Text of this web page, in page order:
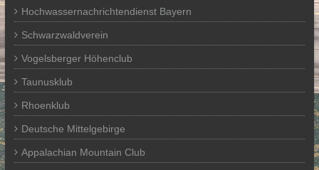
Hochwassernachrichtendienst Bayern
Schwarzwaldverein
Vogelsberger Höhenclub
Taunusklub
Rhoenklub
Deutsche Mittelgebirge
Appalachian Mountain Club